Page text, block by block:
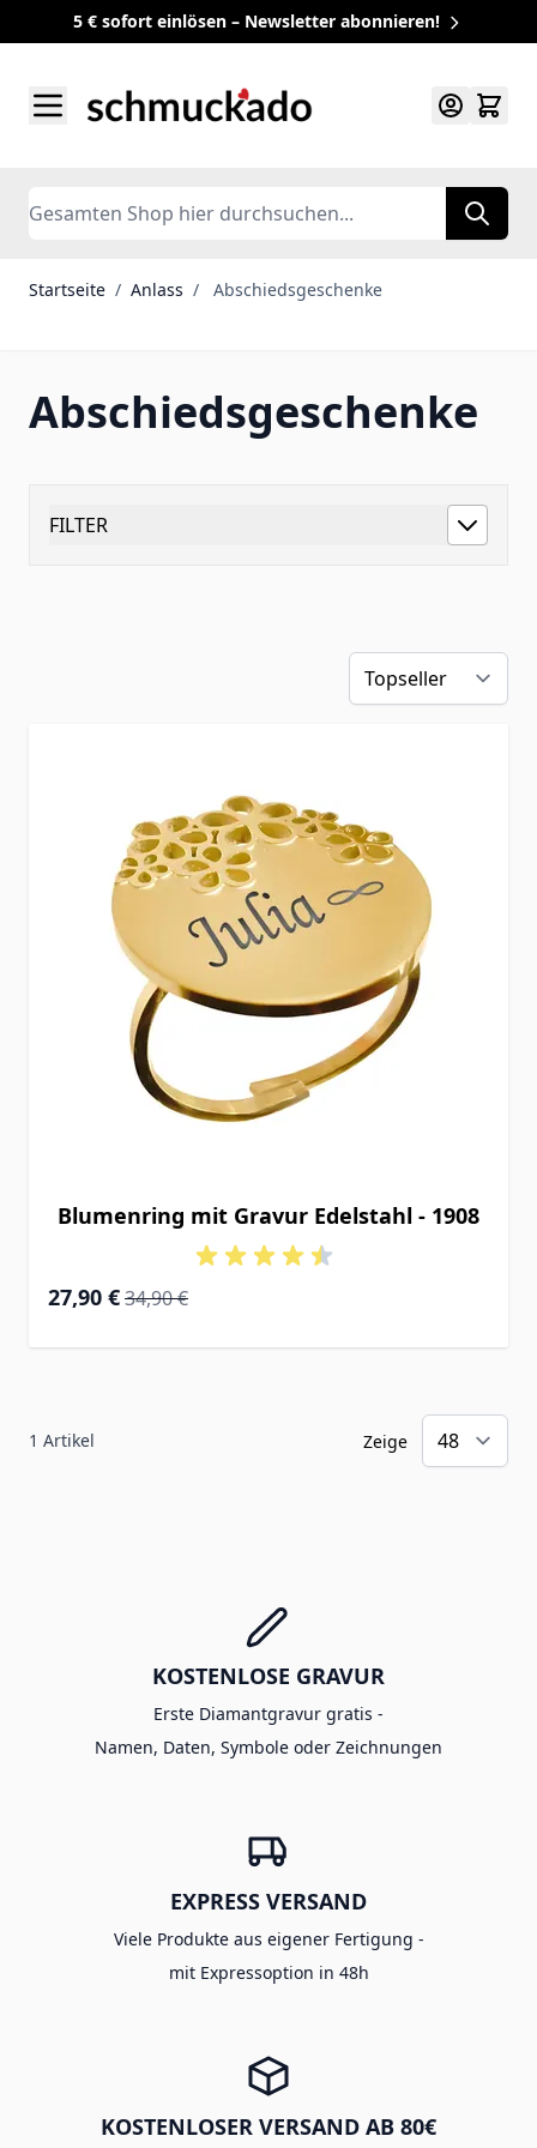
5 € sofort einlösen – Newsletter abonnieren!
Search
Startseite / Anlass / Abschiedsgeschenke
Abschiedsgeschenke
FILTER
Blumenring mit Gravur Edelstahl - 1908
Special Price
27,90 € Regular Price
34,90 €
1 Artikel Zeige
KOSTENLOSE GRAVUR
Erste Diamantgravur gratis -
Namen, Daten, Symbole oder Zeichnungen
EXPRESS VERSAND
Viele Produkte aus eigener Fertigung -
mit Expressoption in 48h
KOSTENLOSER VERSAND AB 80€